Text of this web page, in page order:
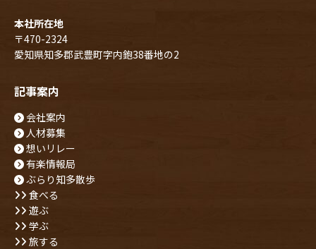
本社所在地
〒470-2324
愛知県知多郡武豊町字内鉋38番地の2
記事案内
会社案内
人材募集
想いリレー
有楽情報局
ぶらり知多散歩
食べる
遊ぶ
学ぶ
旅する